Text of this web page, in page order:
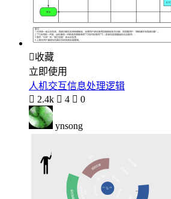
收藏
立即使用
人机交互信息处理逻辑
 2.4k  4  0
ynsong